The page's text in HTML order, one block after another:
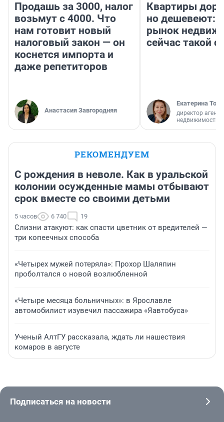
Продашь за 3000, налог
возьмут с 4000. Что
нам готовит новый
налоговый закон — он
коснется импорта и
даже репетиторов
Анастасия Завгородняя
Квартиры
но дешевеют:
рынок
сейчас такой
Екатерина
директор
недвижимости
РЕКОМЕНДУЕМ
С рождения в неволе. Как в уральской
колонии осужденные мамы отбывают
срок вместе со своими детьми
5 часов 6 740 19
Слизни атакуют: как спасти цветник от вредителей —
три копеечных способа
«Четырех мужей потеряла»: Прохор Шаляпин
проболтался о новой возлюбленной
«Четыре месяца больничных»: в Ярославле
автомобилист изувечил пассажира «Яавтобуса»
Ученый АлтГУ рассказала, ждать ли нашествия
комаров в августе
Подписаться на новости